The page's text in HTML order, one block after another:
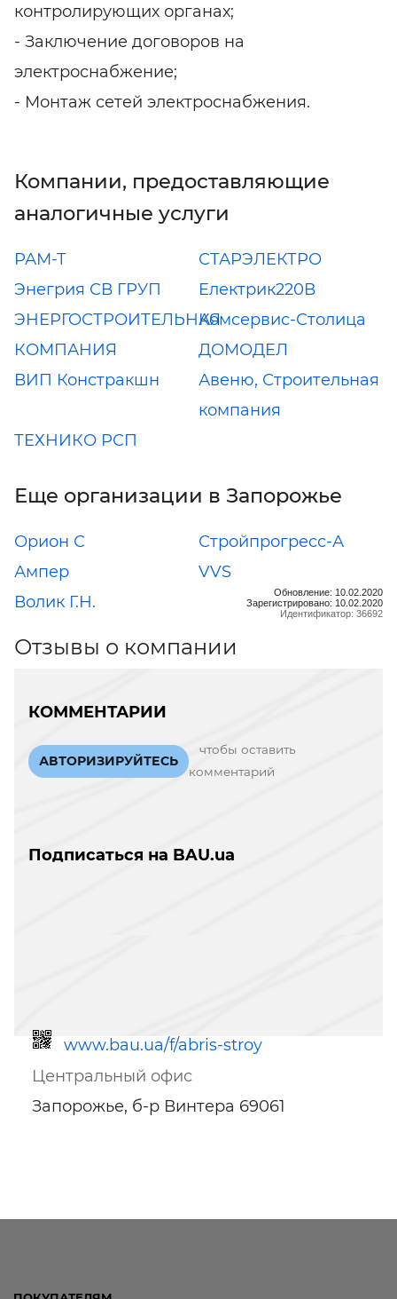
контролирующих органах;
- Заключение договоров на
электроснабжение;
- Монтаж сетей электроснабжения.
Компании, предоставляющие
аналогичные услуги
РАМ-Т
СТАРЭЛЕКТРО
Энегрия СВ ГРУП
Електрик220В
ЭНЕРГОСТРОИТЕЛЬНАЯ
КОМПАНИЯ
Комсервис-Столица
ДОМОДЕЛ
ВИП Констракшн
Авеню, Строительная
компания
ТЕХНИКО РСП
Еще организации в Запорожье
Орион С
Стройпрогресс-А
Ампер
VVS
Волик Г.Н.
Обновление: 10.02.2020
Зарегистрировано: 10.02.2020
Идентификатор: 36692
Отзывы о компании
КОММЕНТАРИИ
АВТОРИЗИРУЙТЕСЬ
чтобы оставить
комментарий
Подписаться на BAU.ua
www.bau.ua/f/abris-stroy
Центральный офис
Запорожье, б-р Винтера 69061